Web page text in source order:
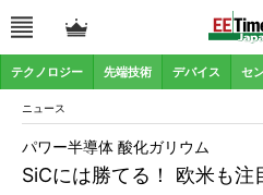
テクノロジー 先端技術 デバイス セ
ニュース
SiCには勝てる！ 欧米も注
パワー半導体 酸化ガリウム